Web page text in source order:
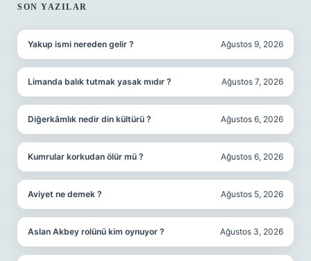
SIDEBAR
SON YAZILAR
Yakup ismi nereden gelir ? Ağustos 9, 2026
Limanda balık tutmak yasak mıdır ? Ağustos 7, 2026
Diğerkâmlık nedir din kültürü ? Ağustos 6, 2026
Kumrular korkudan ölür mü ? Ağustos 6, 2026
Aviyet ne demek ? Ağustos 5, 2026
Aslan Akbey rolünü kim oynuyor ? Ağustos 3, 2026